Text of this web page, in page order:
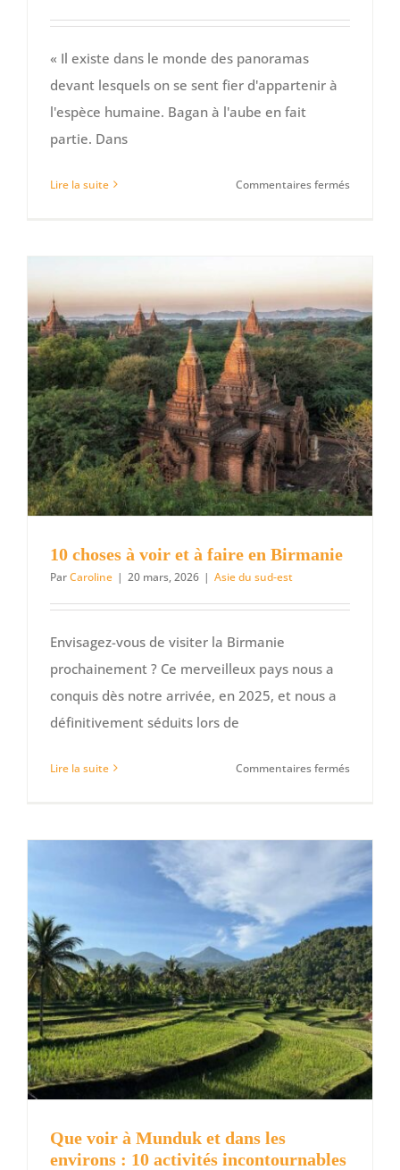
« Il existe dans le monde des panoramas
devant lesquels on se sent fier d'appartenir à
l'espèce humaine. Bagan à l'aube en fait
partie. Dans
Lire la suite Commentaires ferméssur
les
meilleurs
temples,
choses
à
voir
et
à
faire,
et
10 choses à voir et à faire en Birmanie
ParCaroline | 20 mars, 2026 | Asie du sud-est
Envisagez-vous de visiter la Birmanie
prochainement ? Ce merveilleux pays nous a
conquis dès notre arrivée, en 2025, et nous a
définitivement séduits lors de
Lire la suite Commentaires ferméssur
et
à
en
Birmanie
Que voir à Munduk et dans les
environs : 10 activités incontournables